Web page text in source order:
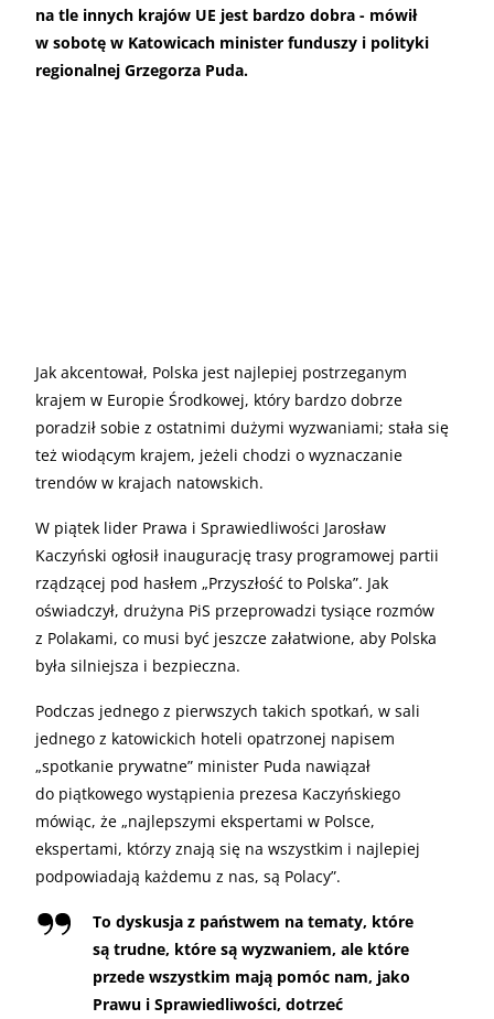
na tle innych krajów UE jest bardzo dobra - mówił
w sobotę w Katowicach minister funduszy i polityki
regionalnej Grzegorza Puda.
Jak akcentował, Polska jest najlepiej postrzeganym
krajem w Europie Środkowej, który bardzo dobrze
poradził sobie z ostatnimi dużymi wyzwaniami; stała się
też wiodącym krajem, jeżeli chodzi o wyznaczanie
trendów w krajach natowskich.
W piątek lider Prawa i Sprawiedliwości Jarosław
Kaczyński ogłosił inaugurację trasy programowej partii
rządzącej pod hasłem „Przyszłość to Polska”. Jak
oświadczył, drużyna PiS przeprowadzi tysiące rozmów
z Polakami, co musi być jeszcze załatwione, aby Polska
była silniejsza i bezpieczna.
Podczas jednego z pierwszych takich spotkań, w sali
jednego z katowickich hoteli opatrzonej napisem
„spotkanie prywatne” minister Puda nawiązał
do piątkowego wystąpienia prezesa Kaczyńskiego
mówiąc, że „najlepszymi ekspertami w Polsce,
ekspertami, którzy znają się na wszystkim i najlepiej
podpowiadają każdemu z nas, są Polacy”.
To dyskusja z państwem na tematy, które
są trudne, które są wyzwaniem, ale które
przede wszystkim mają pomóc nam, jako
Prawu i Sprawiedliwości, dotrzeć